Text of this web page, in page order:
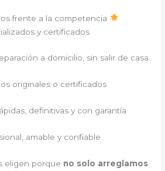
frente a la competencia
y certificados
a domicilio, sin salir de casa
originales o certificados
definitivas y con garantía
amable y confiable
eligen porque no solo arreglamos